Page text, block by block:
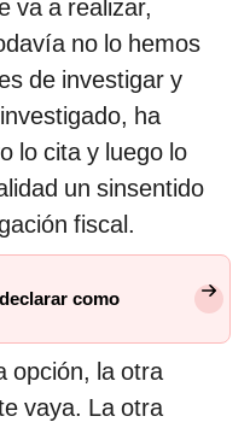
va a realizar,
no lo hemos
de investigar y
ha
lo cita y luego lo
un sinsentido
fiscal.
como
opción, la otra
vaya. La otra